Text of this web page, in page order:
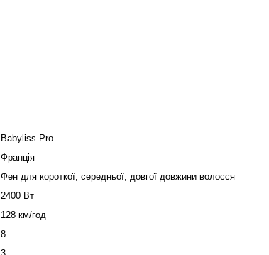
Babyliss Pro
Франція
Фен для короткої, середньої, довгої довжини волосся
2400 Вт
128 км/год
8